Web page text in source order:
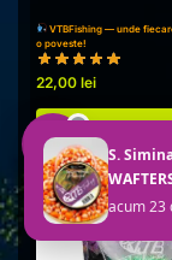
VTBFishing — unde
o poveste!
22,00 lei
S.
acum 23